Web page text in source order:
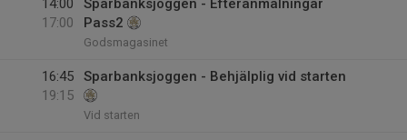
14:00
17:00
Sparbanksjoggen - Efteranmälningar
Pass2
Godsmagasinet
16:45
19:15
Sparbanksjoggen - Behjälplig vid starten
Vid starten